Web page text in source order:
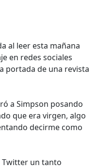
al leer esta mañana
en redes sociales
portada de una revista
a Simpson posando
que era virgen, algo
decirme como
Twitter un tanto